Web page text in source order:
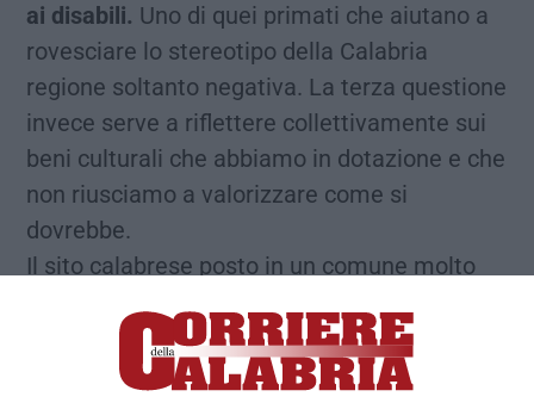
ai disabili. Uno di quei primati che aiutano a
rovesciare lo stereotipo della Calabria
regione soltanto negativa. La terza questione
invece serve a riflettere collettivamente sui
beni culturali che abbiamo in dotazione e che
non riusciamo a valorizzare come si
dovrebbe.
Il sito calabrese posto in un comune molto
tenere in piedi l’economia localecon circa
15.000 visitatori l’anno che diventano per